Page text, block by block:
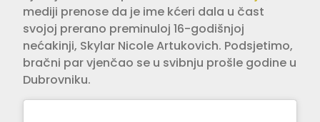
mediji prenose da je ime kćeri dala u čast
svojoj prerano preminuloj 16-godišnjoj
nećakinji, Skylar Nicole Artukovich. Podsjetimo,
bračni par vjenčao se u svibnju prošle godine u
Dubrovniku.